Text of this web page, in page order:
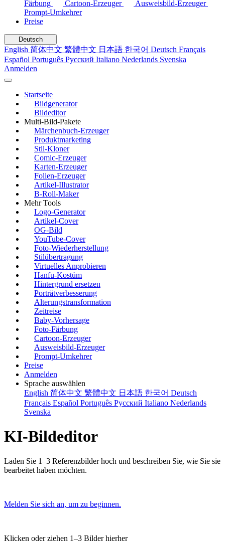
Färbung
Cartoon-Erzeuger
Ausweisbild-Erzeuger
Prompt-Umkehrer
Preise
Deutsch
English 简体中文 繁體中文 日本語 한국어 Deutsch Français
Español Português Русский Italiano Nederlands Svenska
Anmelden
Startseite
Bildgenerator
Bildeditor
Multi-Bild-Pakete
Märchenbuch-Erzeuger
Produktmarketing
Stil-Kloner
Comic-Erzeuger
Karten-Erzeuger
Folien-Erzeuger
Artikel-Illustrator
B-Roll-Maker
Mehr Tools
Logo-Generator
Artikel-Cover
OG-Bild
YouTube-Cover
Foto-Wiederherstellung
Stilübertragung
Virtuelles Anprobieren
Hanfu-Kostüm
Hintergrund ersetzen
Porträtverbesserung
Alterungstransformation
Zeitreise
Baby-Vorhersage
Foto-Färbung
Cartoon-Erzeuger
Ausweisbild-Erzeuger
Prompt-Umkehrer
Preise
Anmelden
Sprache auswählen
English 简体中文 繁體中文 日本語 한국어 Deutsch
Français Español Português Русский Italiano Nederlands
Svenska
KI-Bildeditor
Laden Sie 1–3 Referenzbilder hoch und beschreiben Sie, wie Sie sie
bearbeitet haben möchten.
Melden Sie sich an, um zu beginnen.
Klicken oder ziehen 1–3 Bilder hierher